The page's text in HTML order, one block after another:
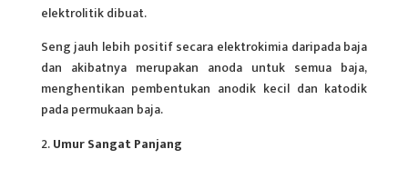
elektrolitik dibuat.
Seng jauh lebih positif secara elektrokimia daripada baja
dan akibatnya merupakan anoda untuk semua baja,
menghentikan pembentukan anodik kecil dan katodik
pada permukaan baja.
Umur Sangat Panjang